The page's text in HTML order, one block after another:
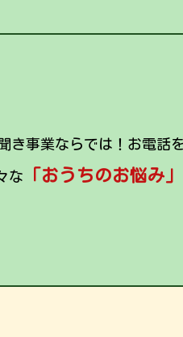
き事業ならでは！お電話
な 「おうちのお悩み